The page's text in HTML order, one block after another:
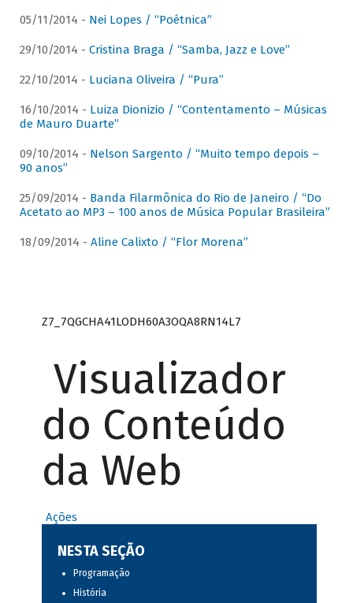
05/11/2014 - Nei Lopes / “Poétnica”
29/10/2014 - Cristina Braga / “Samba, Jazz e Love”
22/10/2014 - Luciana Oliveira / “Pura”
16/10/2014 - Luiza Dionizio / “Contentamento – Músicas
de Mauro Duarte”
09/10/2014 - Nelson Sargento / “Muito tempo depois –
90 anos”
25/09/2014 - Banda Filarmônica do Rio de Janeiro / “Do
Acetato ao MP3 – 100 anos de Música Popular Brasileira”
18/09/2014 - Aline Calixto / “Flor Morena”
Z7_7QGCHA41LODH60A3OQA8RN14L7
Visualizador
do Conteúdo
da Web
Ações
NESTA SEÇÃO
Programação
História